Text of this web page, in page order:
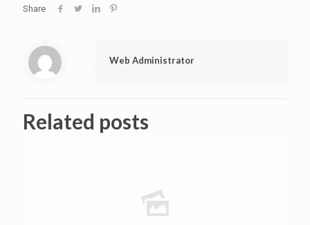
Share
Web Administrator
Related posts